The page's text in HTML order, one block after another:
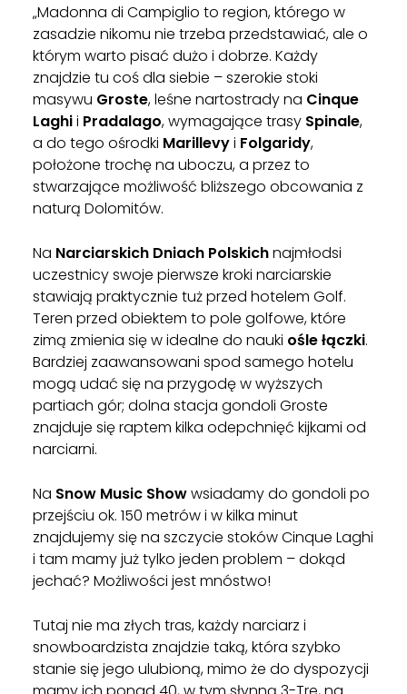
„Madonna di Campiglio to region, którego w
zasadzie nikomu nie trzeba przedstawiać, ale o
którym warto pisać dużo i dobrze. Każdy
znajdzie tu coś dla siebie – szerokie stoki
masywu Groste, leśne nartostrady na Cinque
Laghii Pradalago, wymagające trasy Spinale,
a do tego ośrodki Marillevyi Folgaridy,
położone trochę na uboczu, a przez to
stwarzające możliwość bliższego obcowania z
naturą Dolomitów.
Na Narciarskich Dniach Polskichnajmłodsi
uczestnicy swoje pierwsze kroki narciarskie
stawiają praktycznie tuż przed hotelem Golf.
Teren przed obiektem to pole golfowe, które
zimą zmienia się w idealne do nauki ośle łączki.
Bardziej zaawansowani spod samego hotelu
mogą udać się na przygodę w wyższych
partiach gór; dolna stacja gondoli Groste
znajduje się raptem kilka odepchnięć kijkami od
narciarni.
Na Snow Music Showwsiadamy do gondoli po
przejściu ok. 150 metrów i w kilka minut
znajdujemy się na szczycie stoków Cinque Laghi
i tam mamy już tylko jeden problem – dokąd
jechać? Możliwości jest mnóstwo!
Tutaj nie ma złych tras, każdy narciarz i
snowboardzista znajdzie taką, która szybko
stanie się jego ulubioną, mimo że do dyspozycji